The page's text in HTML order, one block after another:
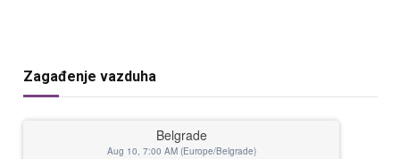
Zagađenje vazduha
Belgrade
Aug 10, 7:00 AM (Europe/Belgrade)